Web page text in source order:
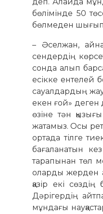
бөлімінде 50
бөлмеден шығып,
– Әселжан,
сендердің
сонда алып
есікке ентелей
сауалдардың
екен ғой» деген
өзіне тән
жатамыз. Осы
ортада тілге
бағаланатын
тарапынан төл
оларды жерден
қазір екі
Дәрігердің
мұндағы